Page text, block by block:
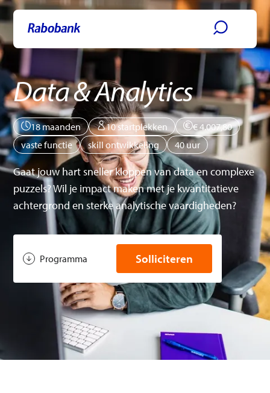
Ga direct naar:Hoofdinhoud
Data & Analytics
18 maanden 10 startplekken
€ 4.007,80
vaste functie
skill ontwikkeling 40 uur
Gaat jouw hart sneller kloppen van data en complexe
puzzels? Wil je impact maken met je kwantitatieve
achtergrond en sterke analytische vaardigheden?
Programma Solliciteren